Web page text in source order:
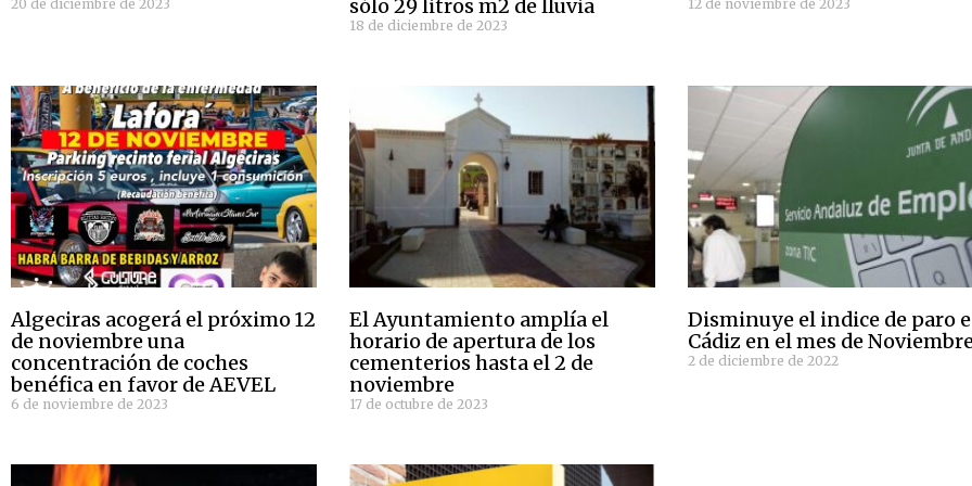
20 de diciembre de 2023 sólo 29 litros m2 de lluvia
18 de diciembre de 2023
12 de noviembre de 2023
Algeciras acogerá el próximo 12
de noviembre una
concentración de coches
benéfica en favor de AEVEL
6 de noviembre de 2023
El Ayuntamiento amplía el
horario de apertura de los
cementerios hasta el 2 de
noviembre
17 de octubre de 2023
Disminuye el indice de paro
Cádiz en el mes de
2 de diciembre de 2022